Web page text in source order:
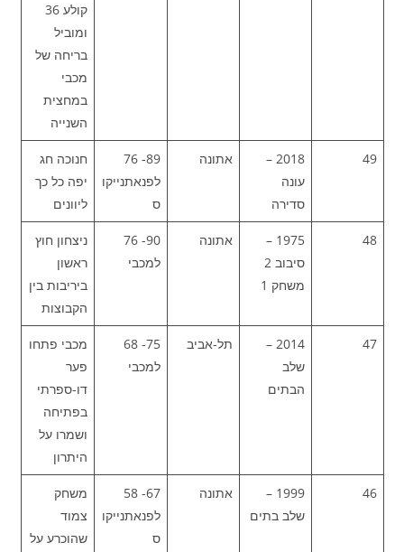
קולע 36
ומוביל
בריחה של
מכבי
במחצית
השנייה
49
2018 –
עונה
סדירה
אתונה
89- 76
לפנאתנייקו
ס
חנוכה חג
יפה כל כך
ליוונים
48
1975 –
סיבוב 2
משחק 1
אתונה
90- 76
למכבי
ניצחון חוץ
ראשון
ביריבות בין
הקבוצות
47
2014 –
שלב
הבתים
תל-אביב
75- 68
למכבי
מכבי פתחו
פער
דו-ספרתי
בפתיחה
ושמרו על
היתרון
46
1999 –
שלב בתים
אתונה
67- 58
לפנאתנייקו
ס
משחק
צמוד
שהוכרע על